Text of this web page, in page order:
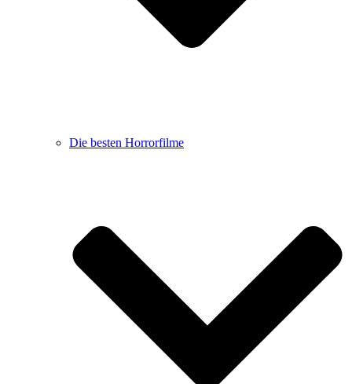
Die besten Horrorfilme